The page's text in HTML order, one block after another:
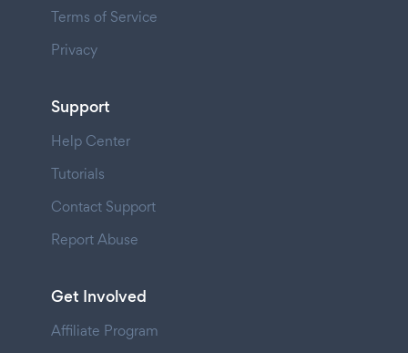
Terms of Service
Privacy
Support
Help Center
Tutorials
Contact Support
Report Abuse
Get Involved
Affiliate Program